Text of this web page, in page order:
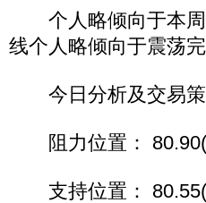
个人略倾向于本周
线个人略倾向于震荡
今日分析及交易
阻力位置： 80.90(
支持位置： 80.55(